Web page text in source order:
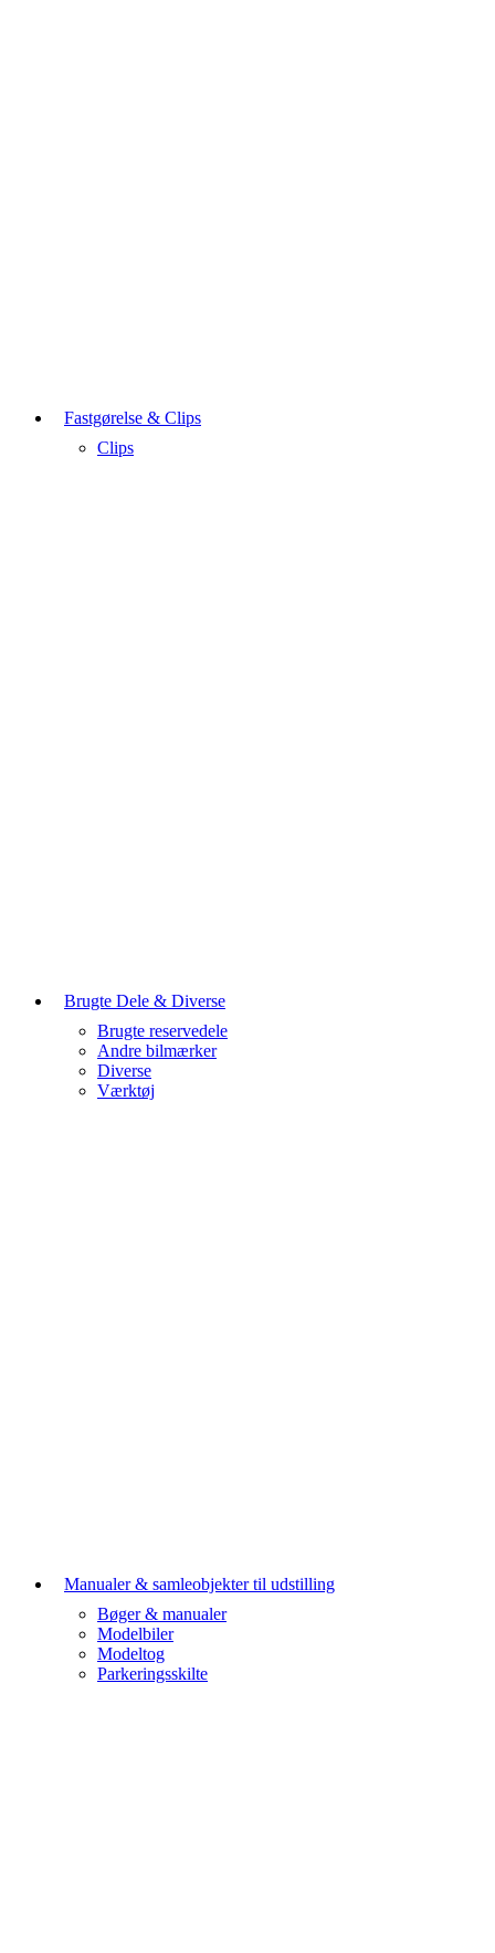
Fastgørelse & Clips
Clips
Brugte Dele & Diverse
Brugte reservedele
Andre bilmærker
Diverse
Værktøj
Manualer & samleobjekter til udstilling
Bøger & manualer
Modelbiler
Modeltog
Parkeringsskilte